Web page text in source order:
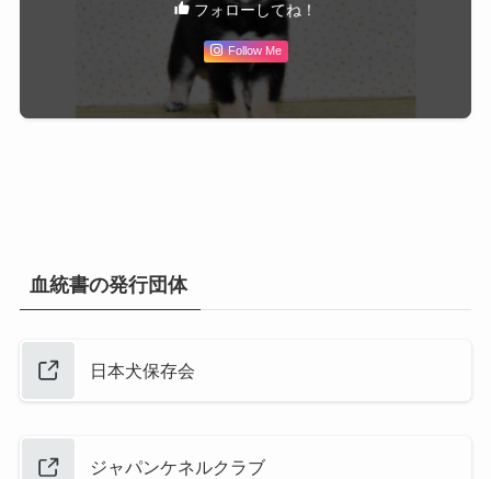
フォローしてね！
Follow Me
血統書の発行団体
日本犬保存会
ジャパンケネルクラブ